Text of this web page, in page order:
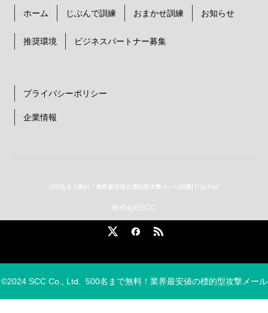
ホーム じぶんで訓練 おまかせ訓練 お知らせ
推奨環境 ビジネスパートナー募集
プライバシーポリシー
企業情報
500名まで無料！業界最安値の標的型攻撃メール訓練| TrapFeel
株式会社SCC
©2024 SCC Co., Ltd. 500名まで無料！業界最安値の標的型攻撃メール